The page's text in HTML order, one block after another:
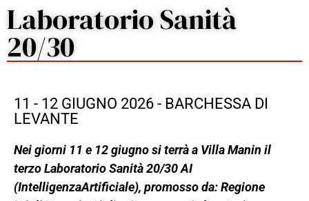
Laboratorio Sanità
20/30
11 - 12 GIUGNO 2026 - BARCHESSA DI
LEVANTE
Nei giorni 11 e 12 giugno si terrà a Villa Manin il
terzo Laboratorio Sanità 20/30 AI
(IntelligenzaArtificiale), promosso da: Regione